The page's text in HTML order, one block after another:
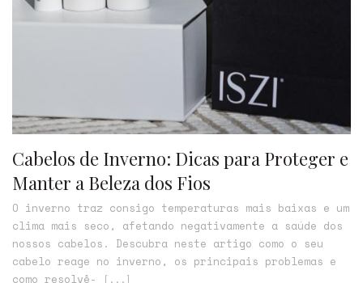
Cabelos de Inverno: Dicas para Proteger e
Manter a Beleza dos Fios
O inverno traz consigo temperaturas mais baixas e um
clima mais seco, afetando negativamente a saúde dos
nossos cabelos. Descubra neste artigo como o seu
cabelo reage no inverno, os principais problemas e
como resolvê-
[...]